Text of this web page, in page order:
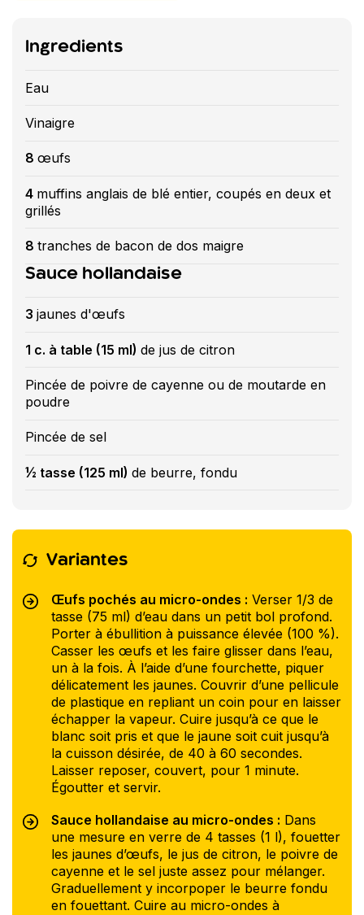
Ingredients
Eau
Vinaigre
8 œufs
4 muffins anglais de blé entier, coupés en deux et
grillés
8 tranches de bacon de dos maigre
Sauce hollandaise
3 jaunes d'œufs
1 c. à table (15 ml) de jus de citron
Pincée de poivre de cayenne ou de moutarde en
poudre
Pincée de sel
½ tasse (125 ml) de beurre, fondu
Variantes
Œufs pochés au micro-ondes : Verser 1/3 de
tasse (75 ml) d’eau dans un petit bol profond.
Porter à ébullition à puissance élevée (100 %).
Casser les œufs et les faire glisser dans l’eau,
un à la fois. À l’aide d’une fourchette, piquer
délicatement les jaunes. Couvrir d’une pellicule
de plastique en repliant un coin pour en laisser
échapper la vapeur. Cuire jusqu’à ce que le
blanc soit pris et que le jaune soit cuit jusqu’à
la cuisson désirée, de 40 à 60 secondes.
Laisser reposer, couvert, pour 1 minute.
Égoutter et servir.
Sauce hollandaise au micro-ondes : Dans
une mesure en verre de 4 tasses (1 l), fouetter
les jaunes d’œufs, le jus de citron, le poivre de
cayenne et le sel juste assez pour mélanger.
Graduellement y incorpoper le beurre fondu
en fouettant. Cuire au micro-ondes à